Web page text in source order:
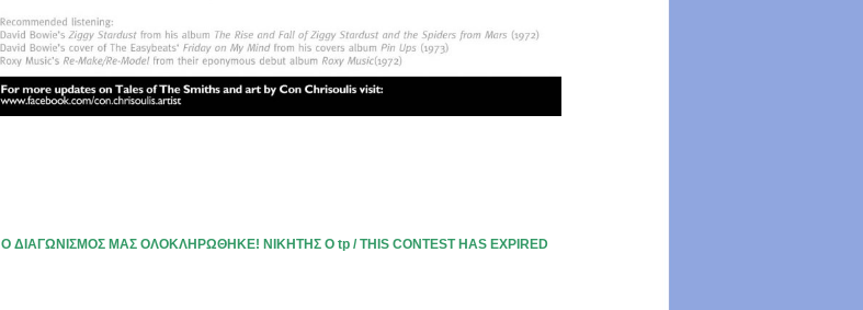
O ΔΙΑΓΩΝΙΣΜΟΣ ΜΑΣ ΟΛΟΚΛΗΡΩΘΗΚΕ! ΝΙΚΗΤΗΣ Ο tp / THIS CONTEST HAS EXPIRED